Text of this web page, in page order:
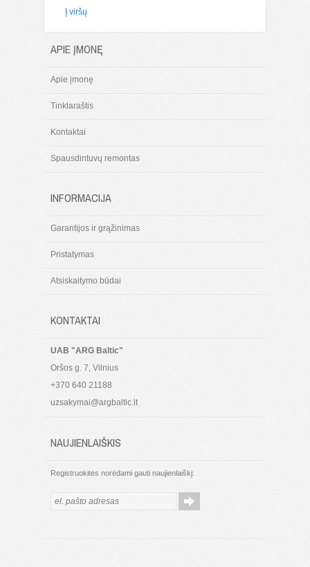
Į viršų
APIE ĮMONĘ
Apie įmonę
Tinklaraštis
Kontaktai
Spausdintuvų remontas
INFORMACIJA
Garantijos ir grąžinimas
Pristatymas
Atsiskaitymo būdai
KONTAKTAI
UAB "ARG Baltic"
Oršos g. 7, Vilnius
+370 640 21188
uzsakymai@argbaltic.lt
NAUJIENLAIŠKIS
Registruokitės norėdami gauti naujienlaiškį: